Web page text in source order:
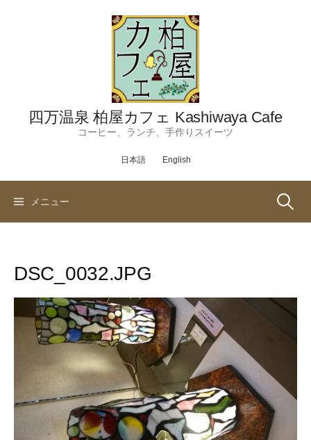
四万温泉 柏屋カフェ Kashiwaya Cafe
コーヒー、ランチ、手作りスイーツ
日本語 English
メニュー 検
DSC_0032.JPG